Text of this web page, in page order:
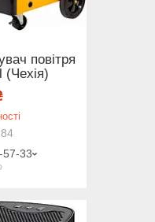
повітря
(Чехія)
57-33